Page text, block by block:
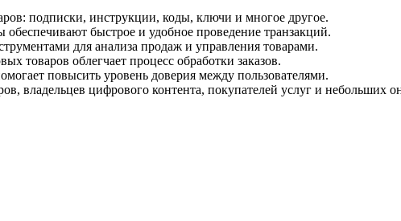
подписки, инструкции, коды, ключи и многое другое.
быстрое и удобное проведение транзакций.
для анализа продаж и управления товарами.
товаров облегчает процесс обработки заказов.
повысить уровень доверия между пользователями.
владельцев цифрового контента, покупателей услуг и небольших